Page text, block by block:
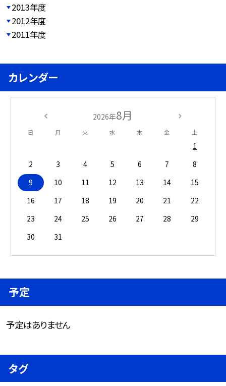
2013年度
2012年度
2011年度
カレンダー
2026年8月
日 月 火 水 木 金 土
1
2
3 4 5 6 7
8
9
10 11 12 13 14
15
16
17 18 19 20 21
22
23
24 25 26 27 28
29
30
31
予定
予定はありません
タグ